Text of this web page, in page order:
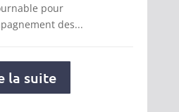
pour
des...
la suite